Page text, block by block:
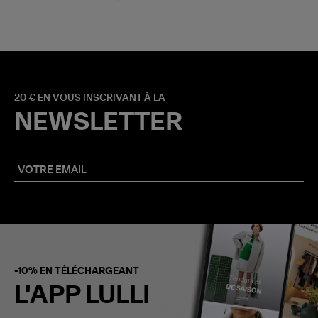
20 € EN VOUS INSCRIVANT À LA
NEWSLETTER
-10% EN TÉLÉCHARGEANT
L'APP LULLI